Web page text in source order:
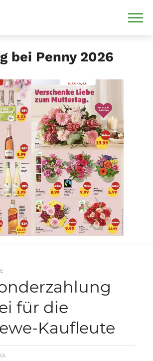
bei Penny 2026
für die
Kaufleute